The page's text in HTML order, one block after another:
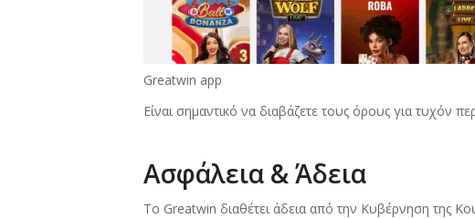
Greatwin app
Είναι σημαντικό να διαβάζετε τους όρους για τυχόν
Ασφάλεια & Άδεια
Το Greatwin διαθέτει άδεια από την Κυβέρνηση της